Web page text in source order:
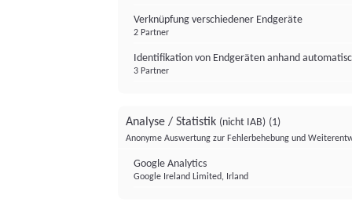
Verknüpfung verschiedener Endgeräte
2 Partner
Identifikation von Endgeräten anhand
3 Partner
Analyse / Statistik (nicht IAB) (1)
Anonyme Auswertung zur Fehlerbehebung und
Google Analytics
Google Ireland Limited, Irland